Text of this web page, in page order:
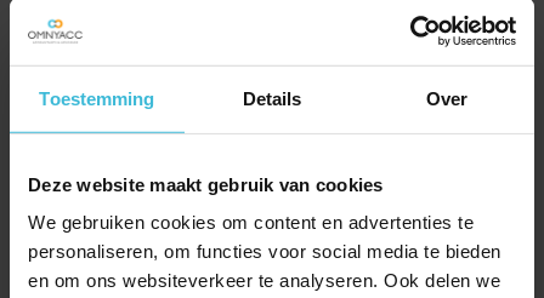
Toestemming Details Over
Deze website maakt gebruik van cookies
We gebruiken cookies om content en advertenties te
personaliseren, om functies voor social media te bieden
en om ons websiteverkeer te analyseren. Ook delen we
Financieringen
Als ondernemer zie je kansen in de markt,
mogelijkheden om jouw bedrijf uit te breiden of een